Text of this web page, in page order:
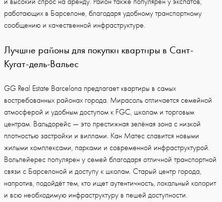
работающих в Барселоне, благодаря удобному транспортному
сообщению и качественной инфраструктуре.
Лучшие районы для покупки квартиры в Сант-
Кугат-дель-Вальес
GG Real Estate Barcelona предлагает квартиры в самых
востребованных районах города. Мирасоль отличается семейной
атмосферой и удобным доступом к FGC, школам и торговым
центрам. Вальдорейс — это престижная зелёная зона с низкой
плотностью застройки и виллами. Кан Матес славится новыми
жилыми комплексами, парками и современной инфраструктурой.
Вольпейерес популярен у семей благодаря отличной транспортной
связи с Барселоной и доступу к школам. Старый центр города,
напротив, подойдёт тем, кто ищет аутентичность, локальный колорит
и всю необходимую инфраструктуру в пешей доступности.